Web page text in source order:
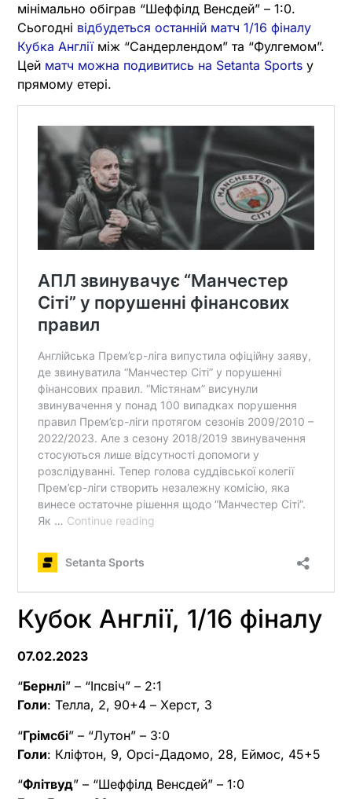
мінімально обіграв “Шеффілд Венсдей” – 1:0.
Сьогодні відбудеться останній матч 1/16 фіналу
Кубка Англіїміж “Сандерлендом” та “Фулгемом”.
Цей матч можна подивитись на Setanta Sports у
прямому етері.
Кубок Англії, 1/16 фіналу
07.02.2023
“Бернлі” – “Іпсвіч” – 2:1
Голи: Телла, 2, 90+4 – Херст, 3
“Грімсбі” – “Лутон” – 3:0
Голи: Кліфтон, 9, Орсі-Дадомо, 28, Еймос, 45+5
“Флітвуд” – “Шеффілд Венсдей” – 1:0